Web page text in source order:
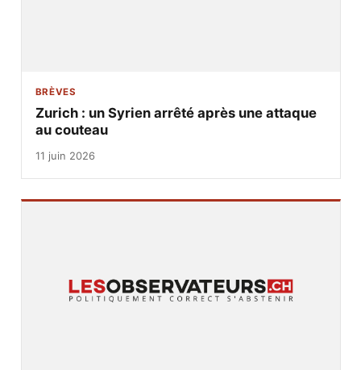
BRÈVES
Zurich : un Syrien arrêté après une attaque
au couteau
11 juin 2026